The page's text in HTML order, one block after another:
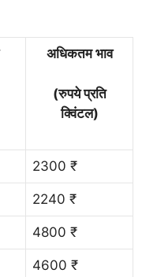
अधिकतम भाव
(रुपये प्रति
क्विंटल)
2300 ₹
2240 ₹
4800 ₹
4600 ₹